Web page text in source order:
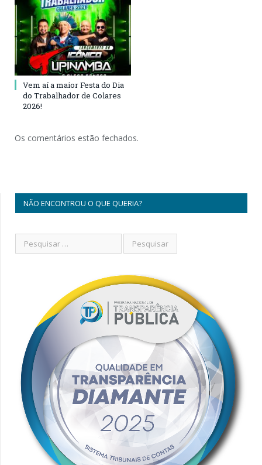
Vem aí a maior Festa do Dia
do Trabalhador de Colares
2026!
Os comentários estão fechados.
NÃO ENCONTROU O QUE QUERIA?